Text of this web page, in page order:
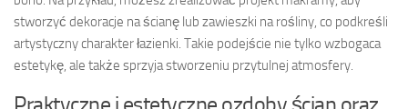
stworzyć dekoracje na ścianę lub zawieszki na rośliny, co podkreśli
artystyczny charakter łazienki. Takie podejście nie tylko wzbogaca
estetykę, ale także sprzyja stworzeniu przytulnej atmosfery.